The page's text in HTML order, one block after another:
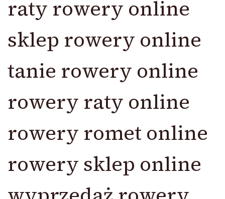
raty rowery online
sklep rowery online
tanie rowery online
rowery raty online
rowery romet online
rowery sklep online